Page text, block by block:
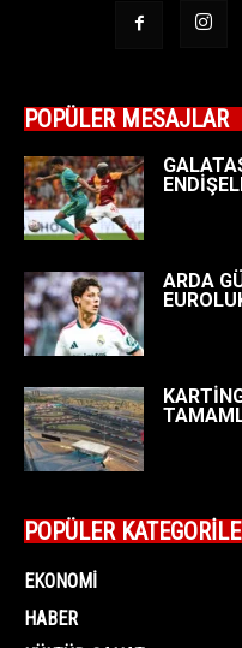
POPÜLER MESAJLAR
ARDA
POPÜLER
EKONOMI
HABER